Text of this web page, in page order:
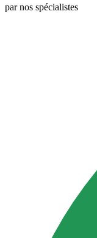
par nos spécialistes